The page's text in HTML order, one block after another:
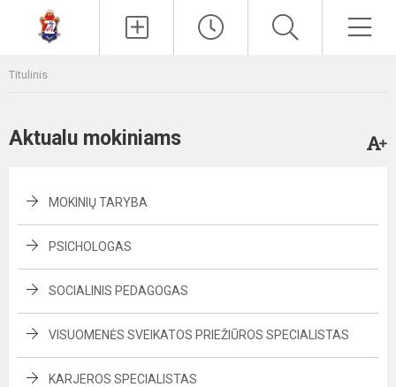
Titulinis
Aktualu mokiniams
MOKINIŲ TARYBA
PSICHOLOGAS
SOCIALINIS PEDAGOGAS
VISUOMENĖS SVEIKATOS PRIEŽIŪROS SPECIALISTAS
KARJEROS SPECIALISTAS